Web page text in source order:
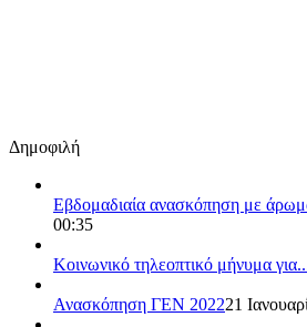
Δημοφιλή
Εβδομαδιαία ανασκόπηση με
00:35
Κοινωνικό τηλεοπτικό μήνυμα
Ανασκόπηση ΓΕΝ 202221